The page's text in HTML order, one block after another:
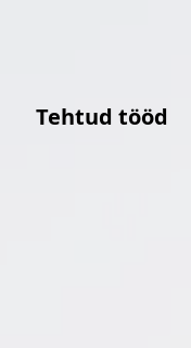
Tehtud tööd